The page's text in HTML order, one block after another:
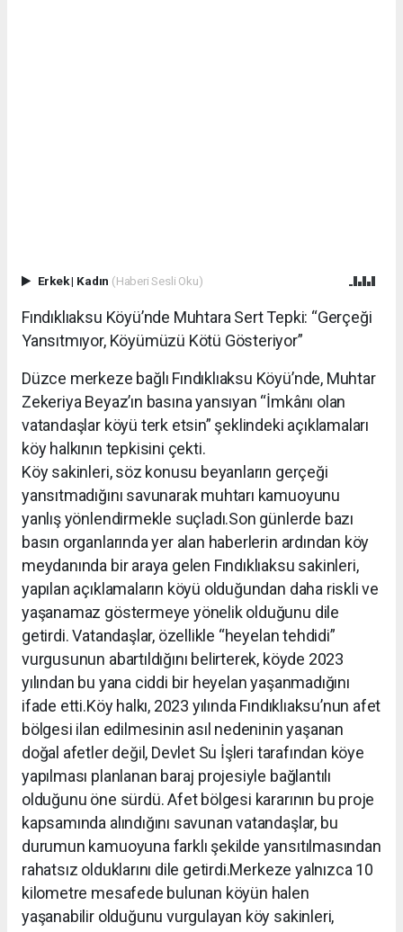
Erkek| Kadın (Haberi Sesli Oku)
Fındıklıaksu Köyü’nde Muhtara Sert Tepki: “Gerçeği
Yansıtmıyor, Köyümüzü Kötü Gösteriyor”
Düzce merkeze bağlı Fındıklıaksu Köyü’nde, Muhtar
Zekeriya Beyaz’ın basına yansıyan “İmkânı olan
vatandaşlar köyü terk etsin” şeklindeki açıklamaları
köy halkının tepkisini çekti.
Köy sakinleri, söz konusu beyanların gerçeği
yansıtmadığını savunarak muhtarı kamuoyunu
yanlış yönlendirmekle suçladı.Son günlerde bazı
basın organlarında yer alan haberlerin ardından köy
meydanında bir araya gelen Fındıklıaksu sakinleri,
yapılan açıklamaların köyü olduğundan daha riskli ve
yaşanamaz göstermeye yönelik olduğunu dile
getirdi. Vatandaşlar, özellikle “heyelan tehdidi”
vurgusunun abartıldığını belirterek, köyde 2023
yılından bu yana ciddi bir heyelan yaşanmadığını
ifade etti.Köy halkı, 2023 yılında Fındıklıaksu’nun afet
bölgesi ilan edilmesinin asıl nedeninin yaşanan
doğal afetler değil, Devlet Su İşleri tarafından köye
yapılması planlanan baraj projesiyle bağlantılı
olduğunu öne sürdü. Afet bölgesi kararının bu proje
kapsamında alındığını savunan vatandaşlar, bu
durumun kamuoyuna farklı şekilde yansıtılmasından
rahatsız olduklarını dile getirdi.Merkeze yalnızca 10
kilometre mesafede bulunan köyün halen
yaşanabilir olduğunu vurgulayan köy sakinleri,